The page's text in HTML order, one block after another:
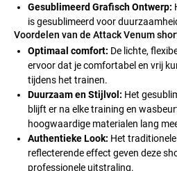
Gesublimeerd Grafisch Ontwerp:
is gesublimeerd voor
Voordelen van de Attack Venum
Optimaal comfort: De lichte,
ervoor dat je comfortabel en vrij
tijdens het trainen.
Duurzaam en Stijlvol: Het
blijft er na elke training en
hoogwaardige materialen lang
Authentieke Look: Het
reflecterende effect geven deze
professionele uitstraling.